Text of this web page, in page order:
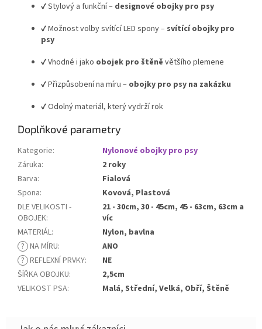
✔ Stylový a funkční – designové obojky pro psy
✔ Možnost volby svítící LED spony – svítící obojky pro
psy
✔ Vhodné i jako obojek pro štěně většího plemene
✔ Přizpůsobení na míru – obojky pro psy na zakázku
✔ Odolný materiál, který vydrží rok
Doplňkové parametry
Kategorie:
Nylonové obojky pro psy
Záruka:
2 roky
Barva:
Fialová
Spona:
Kovová, Plastová
DLE VELIKOSTI -
OBOJEK:
21 - 30cm, 30 - 45cm, 45 - 63cm, 63cm a
víc
MATERIÁL:
Nylon, bavlna
? NA MÍRU:
ANO
? REFLEXNÍ PRVKY:
NE
ŠÍŘKA OBOJKU:
2,5cm
VELIKOST PSA: Malá, Střední, Velká, Obří, Štěně